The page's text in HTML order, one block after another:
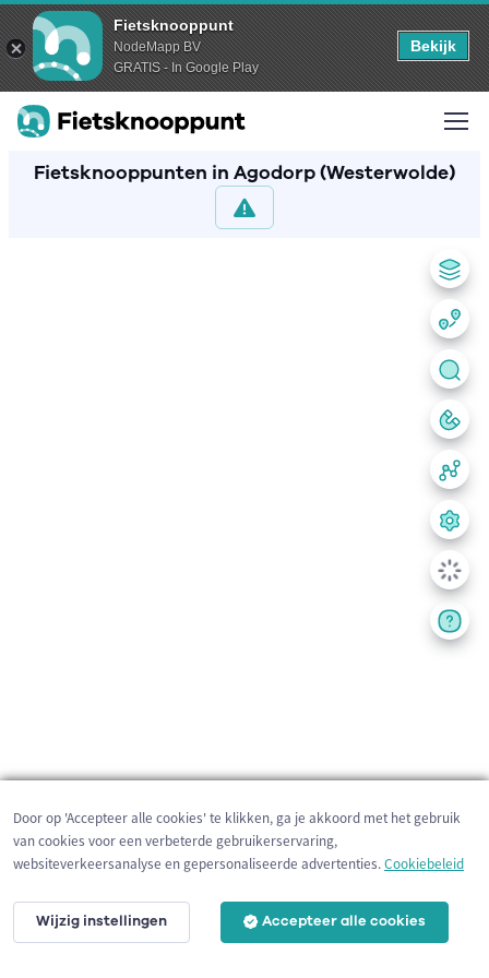
Fietsknooppunt
NodeMapp BV
GRATIS - In Google Play
Bekijk
Fietsknooppunten in Agodorp (Westerwolde)
200 m
Door op 'Accepteer alle cookies' te klikken, ga je akkoord met het gebruik
van cookies voor een verbeterde gebruikerservaring,
websiteverkeersanalyse en gepersonaliseerde advertenties.Cookiebeleid
Wijzig instellingen Accepteer alle cookies